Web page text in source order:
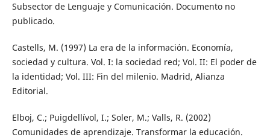
Subsector de Lenguaje y Comunicación. Documento no
publicado.
Castells, M. (1997) La era de la información. Economía,
sociedad y cultura. Vol. I: la sociedad red; Vol. II: El poder de
la identidad; Vol. III: Fin del milenio. Madrid, Alianza
Editorial.
Elboj, C.; Puigdellívol, I.; Soler, M.; Valls, R. (2002)
Comunidades de aprendizaje. Transformar la educación.